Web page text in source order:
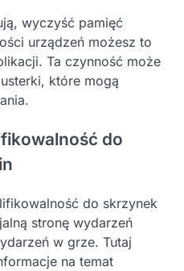
wyczyść pamięć
urządzeń możesz to
Ta czynność może
które mogą
do
do skrzynek
stronę wydarzeń
w grze. Tutaj
na temat